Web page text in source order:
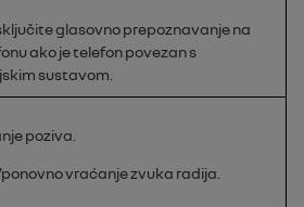
glasovno prepoznavanje na
ako je telefon povezan s
sustavom.
poziva.
vraćanje zvuka radija.